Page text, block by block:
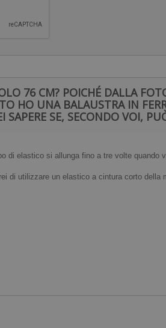
dovrebbero utilizzarli
del limite elastico dello
Leggete con attenzione
dall'utilizzo errato dei prodotti
del sole.
(tipo gesso) sarà saggio trattare il
76 CM? POICHÉ DALLA
HO UNA BALAUSTRA IN
SAPERE SE, SECONDO VOI,
di elastico si allunga fino a tre volte
di utilizzare un elastico a cintura corto